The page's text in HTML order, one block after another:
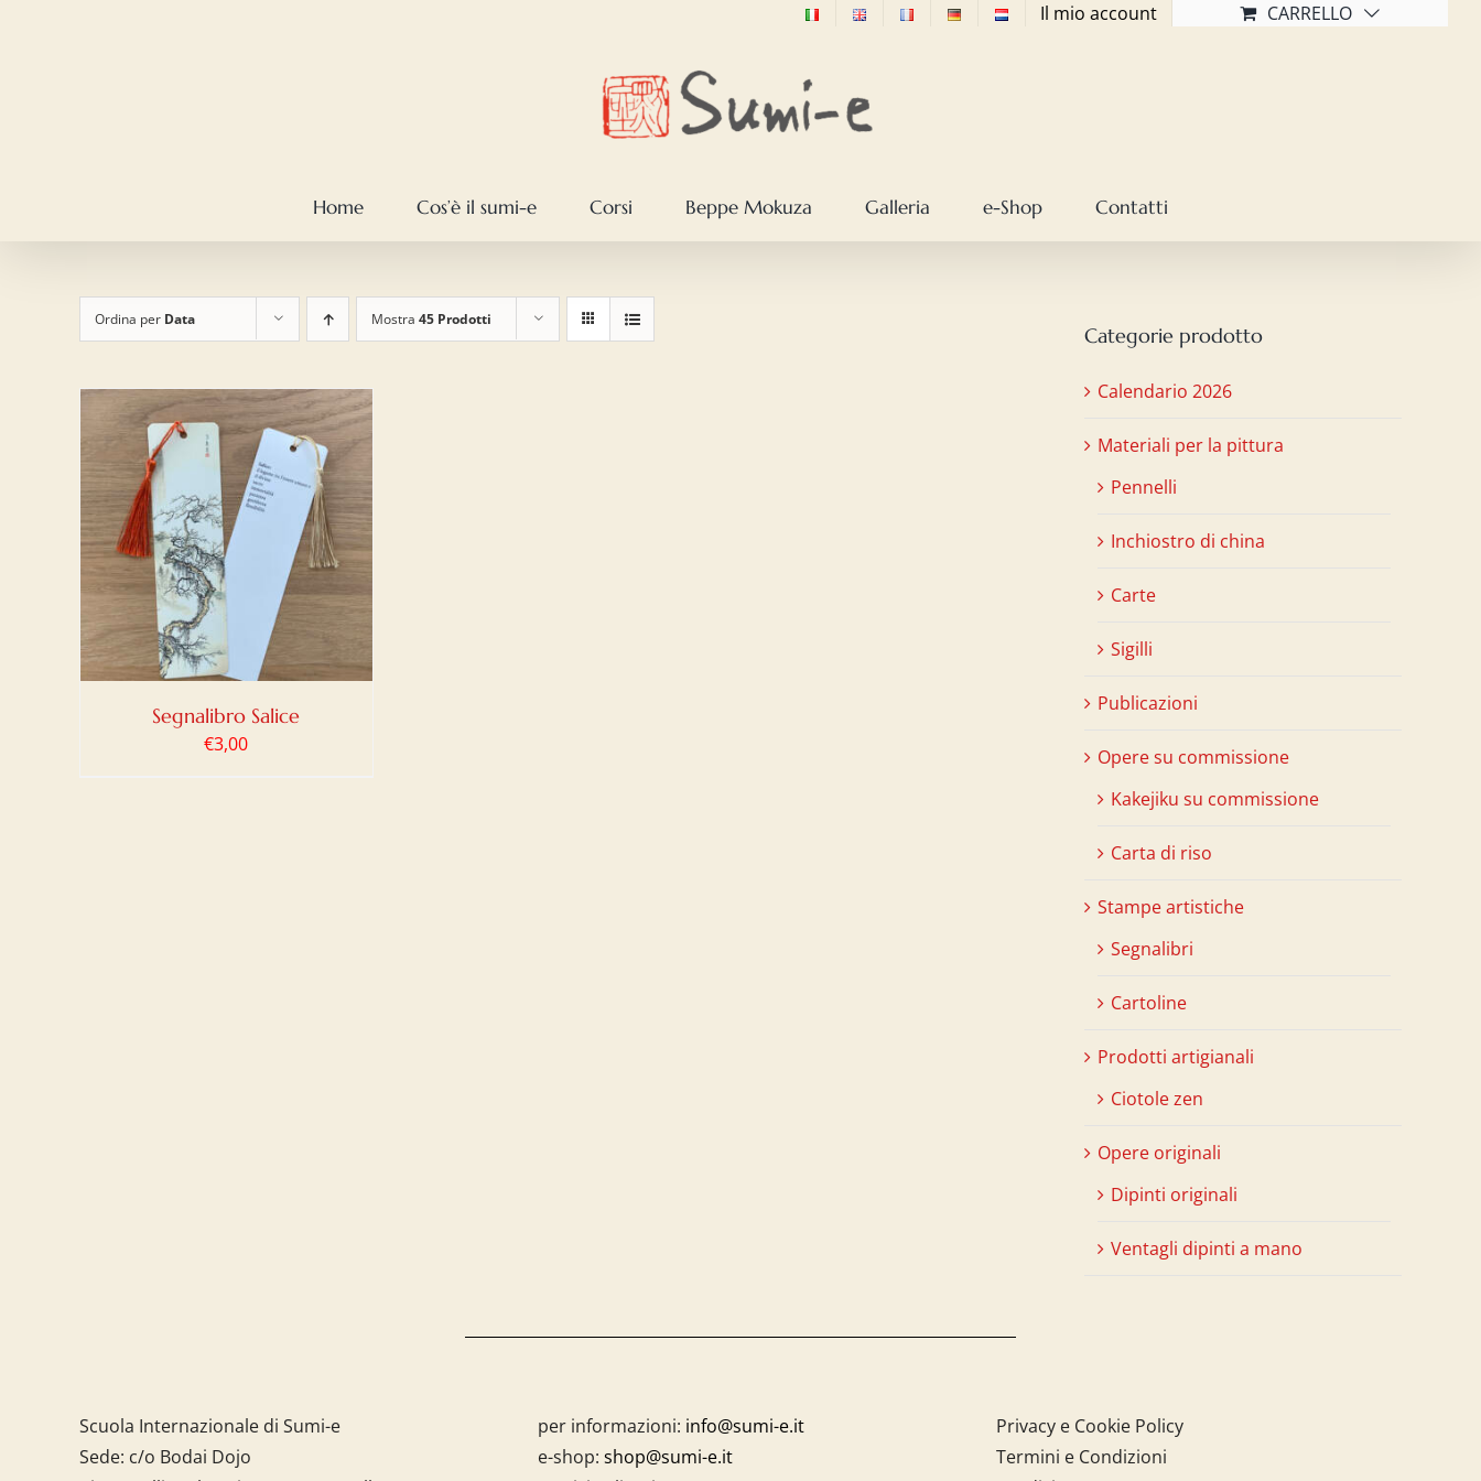
Il mio account CARRELLO
Home Cos’è il sumi-e Corsi Beppe Mokuza Galleria e-Shop Contatti
Ordina per Data Mostra 45 Prodotti
Segnalibro Salice
€3,00
Categorie prodotto
Calendario 2026
Materiali per la pittura
Pennelli
Inchiostro di china
Carte
Sigilli
Publicazioni
Opere su commissione
Kakejiku su commissione
Carta di riso
Stampe artistiche
Segnalibri
Cartoline
Prodotti artigianali
Ciotole zen
Opere originali
Dipinti originali
Ventagli dipinti a mano
Scuola Internazionale di Sumi-e
Sede: c/o Bodai Dojo
per informazioni: info@sumi-e.it
e-shop: shop@sumi-e.it
Privacy e Cookie Policy
Termini e Condizioni